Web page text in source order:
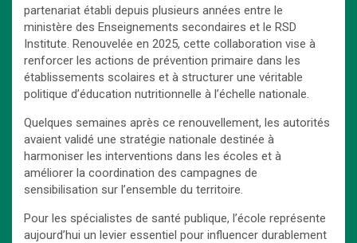
partenariat établi depuis plusieurs années entre le
ministère des Enseignements secondaires et le RSD
Institute. Renouvelée en 2025, cette collaboration vise à
renforcer les actions de prévention primaire dans les
établissements scolaires et à structurer une véritable
politique d’éducation nutritionnelle à l’échelle nationale.
Quelques semaines après ce renouvellement, les autorités
avaient validé une stratégie nationale destinée à
harmoniser les interventions dans les écoles et à
améliorer la coordination des campagnes de
sensibilisation sur l’ensemble du territoire.
Pour les spécialistes de santé publique, l’école représente
aujourd’hui un levier essentiel pour influencer durablement